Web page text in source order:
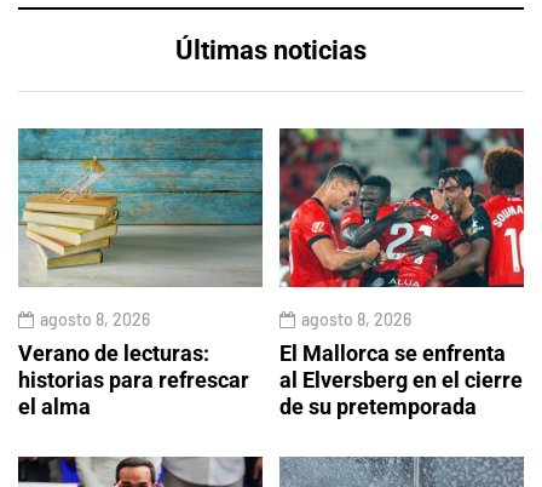
Últimas noticias
agosto 8, 2026
Verano de lecturas:
historias para refrescar
el alma
agosto 8, 2026
El Mallorca se enfrenta
al Elversberg en el cierre
de su pretemporada